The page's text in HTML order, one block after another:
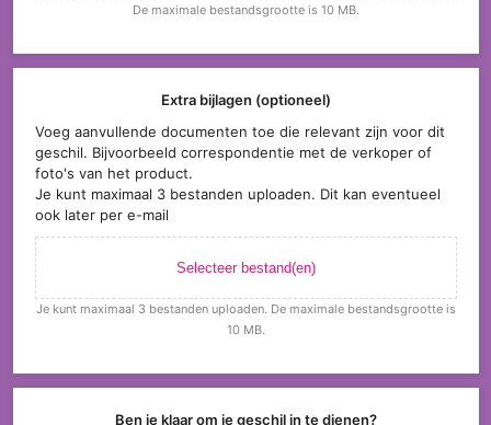
De maximale bestandsgrootte is 10 MB.
Extra bijlagen (optioneel)
Voeg aanvullende documenten toe die relevant zijn voor dit
geschil. Bijvoorbeeld correspondentie met de verkoper of
foto's van het product.
Je kunt maximaal 3 bestanden uploaden. Dit kan eventueel
ook later per e-mail
Selecteer bestand(en)
Je kunt maximaal 3 bestanden uploaden. De maximale bestandsgrootte is
10 MB.
Ben je klaar om je geschil in te dienen?